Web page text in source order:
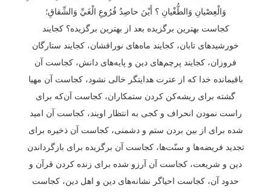
وَالْعِصْيانِ وَالطُّغْيانِ ؟ أَيْنَ حاصِدُ فُرُوعِ الْغَيِّ وَالشِّقاقِ؛
کجاست بهترین برگزیده بعد از بهترین برگزیده؟ کجایند
خورشیدهای تابان، کجایند ماه‌های نورافشان، کجایند ستارگان
فروزان، کجایند پرچم‌های دین و پایه‌های دانش، کجاست آن
باقیمانده خدا که از عترت هدایتگر خالی نشود، کجاست آن مهیا
گشته برای ریشه‌کن کردن ستمکاران، کجاست آن‌که برای
راست نمودن انحراف و کجی به انتظار اویند، کجاست آن امید
شده برای از بین بردن ستم و دشمنی، کجاست آن ذخیره برای
تجدید فریضه‌ها و سنّت‌ها، کجاست آن برگزیده برای بازگرداندن
دین و شریعت، کجاست آن آرزو شده برای زنده کردن قرآن و
حدود آن، کجاست احیاگر نشانه‌های دین و اهل دین، کجاست